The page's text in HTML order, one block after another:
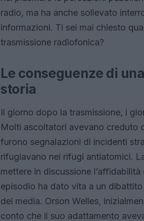
radio, ma ha anche sollevato
informazioni. Ti sei mai chiesto
trasmissione radiofonica?
Le conseguenze di
storia
Il giorno dopo la trasmissione, i
Molti ascoltatori avevano creduto
furono segnalazioni di incidenti
rifugiavano nei rifugi antiatomici.
mettere in discussione
episodio ha dato vita a un
dei media. Orson Welles,
conto che il suo adattamento